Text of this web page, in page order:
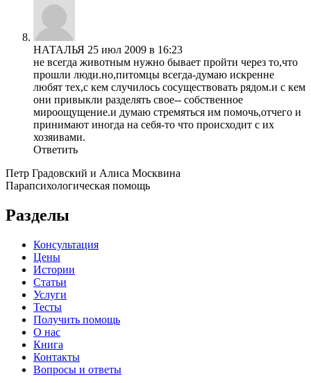
НАТАЛЬЯ 25 июл 2009 в 16:23
не всегда животным нужно бывает пройти через то,что
прошли люди.но,питомцы всегда-думаю искренне
любят тех,с кем случилось сосуществовать рядом.и с кем
они привыкли разделять свое-- собственное
мироощущение.и думаю стремяться им помочь,отчего и
принимают иногда на себя-то что происходит с их
хозяивами.
Ответить
Петр Градовский и Алиса Москвина
Парапсихологическая помощь
Разделы
Консультация
Цены
Истории
Статьи
Услуги
Тесты
Получить помощь
О нас
Книга
Контакты
Вопросы и ответы